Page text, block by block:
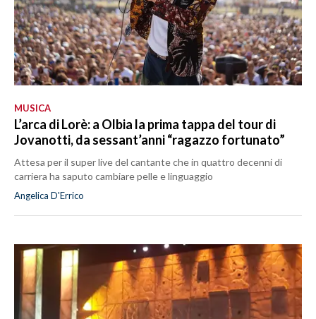
MUSICA
L’arca di Lorè: a Olbia la prima tappa del tour di
Jovanotti, da sessant’anni “ragazzo fortunato”
Attesa per il super live del cantante che in quattro decenni di
carriera ha saputo cambiare pelle e linguaggio
Angelica D'Errico